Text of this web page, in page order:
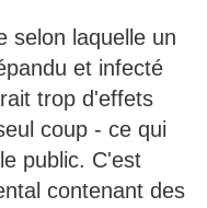
selon laquelle un
et infecté
trop d'effets
coup - ce qui
public. C'est
contenant des